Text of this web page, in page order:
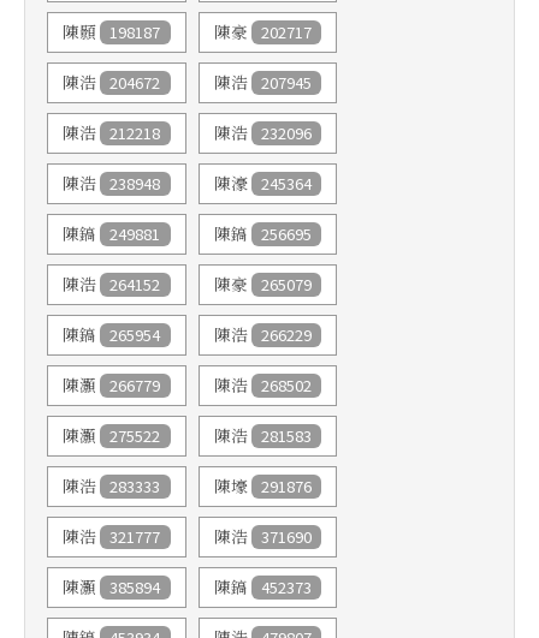
陳顥 198187 陳豪 202717
陳浩 204672 陳浩 207945
陳浩 212218 陳浩 232096
陳浩 238948 陳濠 245364
陳鎬 249881 陳鎬 256695
陳浩 264152 陳豪 265079
陳鎬 265954 陳浩 266229
陳灝 266779 陳浩 268502
陳灝 275522 陳浩 281583
陳浩 283333 陳壕 291876
陳浩 321777 陳浩 371690
陳灝 385894 陳鎬 452373